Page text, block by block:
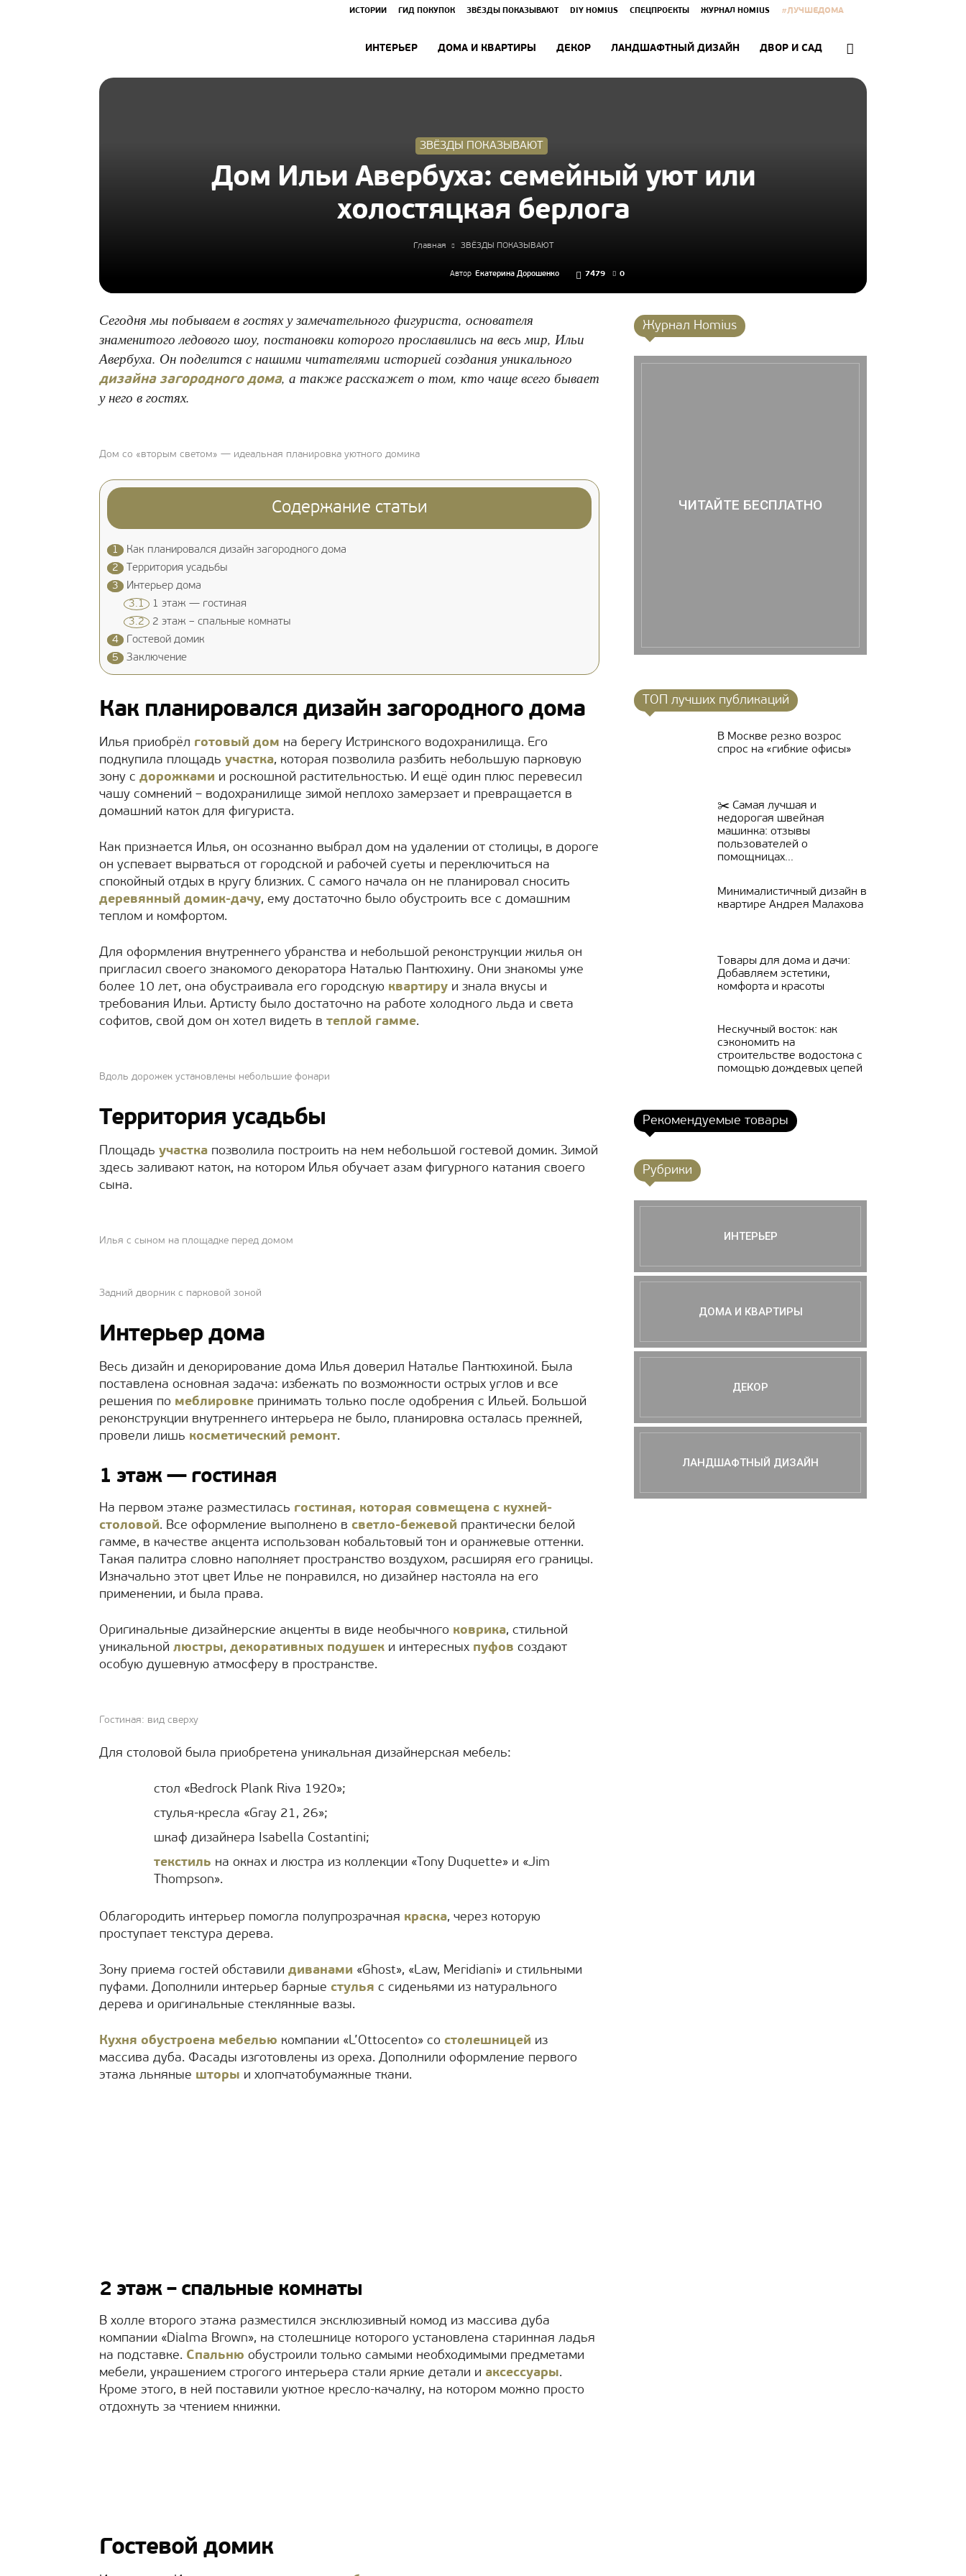
ИСТОРИИ ГИД ПОКУПОК ЗВЁЗДЫ ПОКАЗЫВАЮТ DIY HOMIUS СПЕЦПРОЕКТЫ ЖУРНАЛ HOMIUS #ЛУЧШЕДОМА
ИНТЕРЬЕР ДОМА И КВАРТИРЫ ДЕКОР ЛАНДШАФТНЫЙ ДИЗАЙН ДВОР И САД
ЗВЁЗДЫ ПОКАЗЫВАЮТ
Дом Ильи Авербуха: семейный уют или
холостяцкая берлога
Главная ЗВЁЗДЫ ПОКАЗЫВАЮТ
Автор Екатерина Дорошенко 7479 0
Сегодня мы побываем в гостях у замечательного фигуриста, основателя
знаменитого ледового шоу, постановки которого прославились на весь мир, Ильи
Авербуха. Он поделится с нашими читателями историей создания уникального
дизайна загородного дома, а также расскажет о том, кто чаще всего бывает
у него в гостях.
Дом со «вторым светом» — идеальная планировка уютного домика
Содержание статьи
1
Как планировался дизайн загородного дома
2
Территория усадьбы
3
Интерьер дома
3.1 1 этаж — гостиная
3.2 2 этаж – спальные комнаты
4
Гостевой домик
5
Заключение
Как планировался дизайн загородного дома
Илья приобрёл готовый дом на берегу Истринского водохранилища. Его
подкупила площадь участка, которая позволила разбить небольшую парковую
зону с дорожками и роскошной растительностью. И ещё один плюс перевесил
чашу сомнений – водохранилище зимой неплохо замерзает и превращается в
домашний каток для фигуриста.
Как признается Илья, он осознанно выбрал дом на удалении от столицы, в дороге
он успевает вырваться от городской и рабочей суеты и переключиться на
спокойный отдых в кругу близких. С самого начала он не планировал сносить
деревянный домик-дачу, ему достаточно было обустроить все с домашним
теплом и комфортом.
Для оформления внутреннего убранства и небольшой реконструкции жилья он
пригласил своего знакомого декоратора Наталью Пантюхину. Они знакомы уже
более 10 лет, она обустраивала его городскую квартиру и знала вкусы и
требования Ильи. Артисту было достаточно на работе холодного льда и света
софитов, свой дом он хотел видеть в теплой гамме.
Вдоль дорожек установлены небольшие фонари
Территория усадьбы
Площадь участка позволила построить на нем небольшой гостевой домик. Зимой
здесь заливают каток, на котором Илья обучает азам фигурного катания своего
сына.
Илья с сыном на площадке перед домом
Задний дворник с парковой зоной
Интерьер дома
Весь дизайн и декорирование дома Илья доверил Наталье Пантюхиной. Была
поставлена основная задача: избежать по возможности острых углов и все
решения по меблировке принимать только после одобрения с Ильей. Большой
реконструкции внутреннего интерьера не было, планировка осталась прежней,
провели лишь косметический ремонт.
1 этаж — гостиная
На первом этаже разместилась гостиная, которая совмещена с кухней-
столовой. Все оформление выполнено в светло-бежевой практически белой
гамме, в качестве акцента использован кобальтовый тон и оранжевые оттенки.
Такая палитра словно наполняет пространство воздухом, расширяя его границы.
Изначально этот цвет Илье не понравился, но дизайнер настояла на его
применении, и была права.
Оригинальные дизайнерские акценты в виде необычного коврика, стильной
уникальной люстры, декоративных подушек и интересных пуфов создают
особую душевную атмосферу в пространстве.
Гостиная: вид сверху
Для столовой была приобретена уникальная дизайнерская мебель:
стол «Bedrock Plank Riva 1920»;
стулья-кресла «Gray 21, 26»;
шкаф дизайнера Isabella Costantini;
текстиль на окнах и люстра из коллекции «Tony Duquette» и «Jim
Thompson».
Облагородить интерьер помогла полупрозрачная краска, через которую
проступает текстура дерева.
Зону приема гостей обставили диванами «Ghost», «Law, Meridiani» и стильными
пуфами. Дополнили интерьер барные стулья с сиденьями из натурального
дерева и оригинальные стеклянные вазы.
Кухня обустроена мебелью компании «L’Ottocento» со столешницей из
массива дуба. Фасады изготовлены из ореха. Дополнили оформление первого
этажа льняные шторы и хлопчатобумажные ткани.
2 этаж – спальные комнаты
В холле второго этажа разместился эксклюзивный комод из массива дуба
компании «Dialma Brown», на столешнице которого установлена старинная ладья
на подставке. Спальню обустроили только самыми необходимыми предметами
мебели, украшением строгого интерьера стали яркие детали и аксессуары.
Кроме этого, в ней поставили уютное кресло-качалку, на котором можно просто
отдохнуть за чтением книжки.
Гостевой домик
Журнал Homius
ЧИТАЙТЕ БЕСПЛАТНО
ТОП лучших публикаций
В Москве резко возрос
спрос на «гибкие офисы»
✂️ Самая лучшая и
недорогая швейная
машинка: отзывы
пользователей о
помощницах...
Минималистичный дизайн в
квартире Андрея Малахова
Товары для дома и дачи:
Добавляем эстетики,
комфорта и красоты
Нескучный восток: как
сэкономить на
строительстве водостока с
помощью дождевых цепей
Рекомендуемые товары
Рубрики
ИНТЕРЬЕР
ДОМА И КВАРТИРЫ
ДЕКОР
ЛАНДШАФТНЫЙ ДИЗАЙН